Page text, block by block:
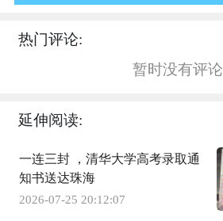
热门评论:
暂时没有评论
延伸阅读:
一连三封 ，清华大学高考录取通
知书送达珠海
2026-07-25 20:12:07